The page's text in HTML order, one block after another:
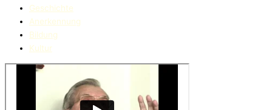
Geschichte
Anerkennung
Bildung
Kultur